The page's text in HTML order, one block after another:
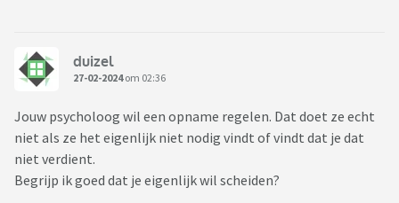
duizel
27-02-2024om 02:36
Jouw psycholoog wil een opname regelen. Dat doet ze echt
niet als ze het eigenlijk niet nodig vindt of vindt dat je dat
niet verdient.
Begrijp ik goed dat je eigenlijk wil scheiden?